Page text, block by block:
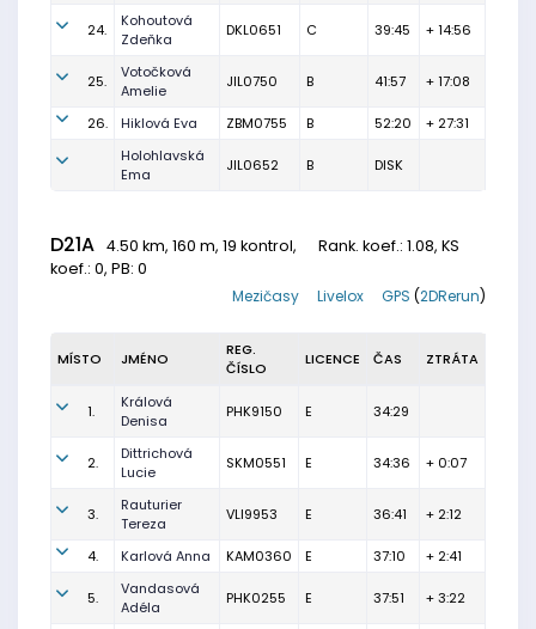
24.
Kohoutová
Zdeňka
DKL0651 C 39:45 + 14:56
25.
Votočková
Amelie
JIL0750 B 41:57 + 17:08
26. Hiklová Eva ZBM0755 B 52:20
+ 27:31
Holohlavská
Ema
JIL0652 B DISK
D21A 4.50 km, 160 m, 19 kontrol, Rank. koef.: 1.08, KS
koef.: 0, PB: 0
GPS (2DRerun)
Livelox
Mezičasy
MÍSTO JMÉNO
REG.
ČÍSLO
LICENCE ČAS ZTRÁTA
1.
Králová
Denisa
PHK9150 E 34:29
2.
Dittrichová
Lucie
SKM0551 E 34:36 + 0:07
3.
Rauturier
Tereza
VLI9953 E 36:41 + 2:12
4. Karlová Anna KAM0360 E 37:10 + 2:41
5.
Vandasová
Adéla
PHK0255 E 37:51 + 3:22